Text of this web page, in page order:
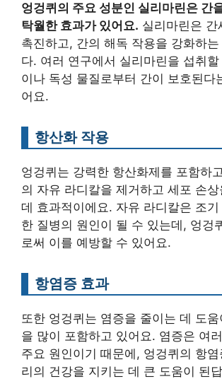
엉겅퀴의 주요 성분인 실리마린은 간
탁월한 효과가 있어요. 실리마린은 간
촉진하고, 간의 해독 작용을 강화하는
다. 여러 연구에서 실리마린을 섭취
이나 독성 물질로부터 간이 보호된다
어요.
항산화 작용
엉겅퀴는 강력한 항산화제를 포함하
의 자유 라디칼을 제거하고 세포 손
데 효과적이에요. 자유 라디칼은 조
한 질병의 원인이 될 수 있는데, 엉겅
로써 이를 예방할 수 있어요.
항염증 효과
또한 엉겅퀴는 염증을 줄이는 데 도
을 많이 포함하고 있어요. 염증은 여
주요 원인이기 때문에, 엉겅퀴의 항
리의 건강을 지키는 데 큰 도움이 된